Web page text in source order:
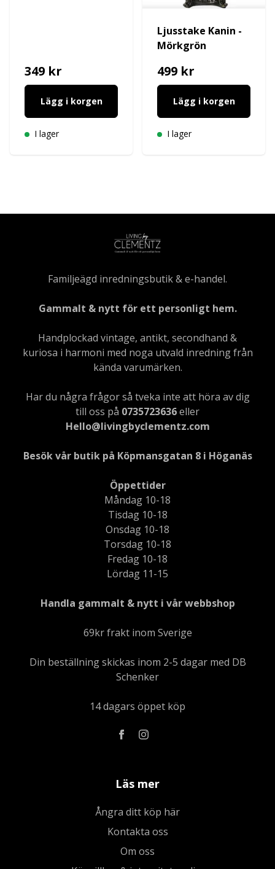
349 kr
Lägg i korgen
I lager
Ljusstake Kanin -
Mörkgrön
499 kr
Lägg i korgen
I lager
Familjeägd inredningsbutik & e-handel.
Gammalt & nytt för ett personligt hem.
Handplockad vintage, antikt, secondhand &
kuriosa i harmoni med noga utvald inredning från
kända varumärken.
Har du några frågor så tveka inte att höra av dig
till oss på 0735723636eller
Hello@livingbyclementz.com
Besök vår butik på Köpmansgatan 8 i Höganäs
Öppettider
Måndag 10-18
Tisdag 10-18
Onsdag 10-18
Torsdag 10-18
Fredag 10-18
Lördag 11-15
Handla gammalt & nytt i vår webbshop
69kr frakt inom Sverige
Din beställning skickas inom 2-5 dagar med DB
Schenker
14 dagars öppet köp
Läs mer
Ångra ditt köp här
Kontakta oss
Om oss